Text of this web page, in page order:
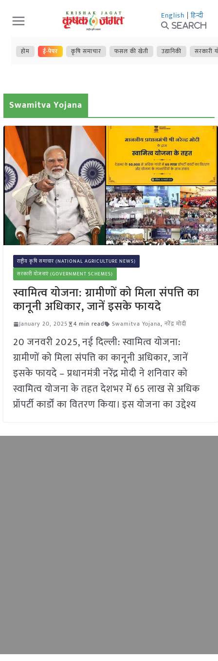
Skip
to
content
English | हिन्दी
Search
होम ई-पेपर कृषि समाचार फसल की खेती उद्यानिकी सरकारी
Swamitva Yojana
राष्ट्रीय कृषि समाचार (NATIONAL AGRICULTURE NEWS)
सरकारी योजनाएं (GOVERNMENT SCHEMES)
स्वामित्व योजना: ग्रामीणों को मिला संपत्ति का
कानूनी अधिकार, जानें इसके फायदे
January 20, 2025 4 min read Swamitva Yojana, नरेंद्र मोदी
20 जनवरी 2025, नई दिल्ली: स्वामित्व योजना:
ग्रामीणों को मिला संपत्ति का कानूनी अधिकार, जानें
इसके फायदे – प्रधानमंत्री नरेंद्र मोदी ने शनिवार को
स्वामित्व योजना के तहत देशभर में 65 लाख से अधिक
प्रॉपर्टी कार्डों का वितरण किया। इस योजना का उद्देश्य